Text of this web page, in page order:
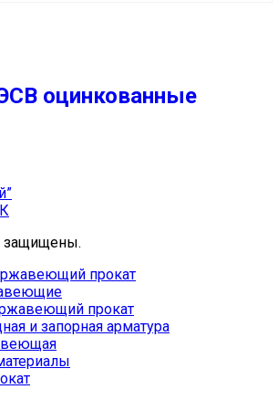
оцинкованные
защищены.
прокат
прокат
и запорная арматура